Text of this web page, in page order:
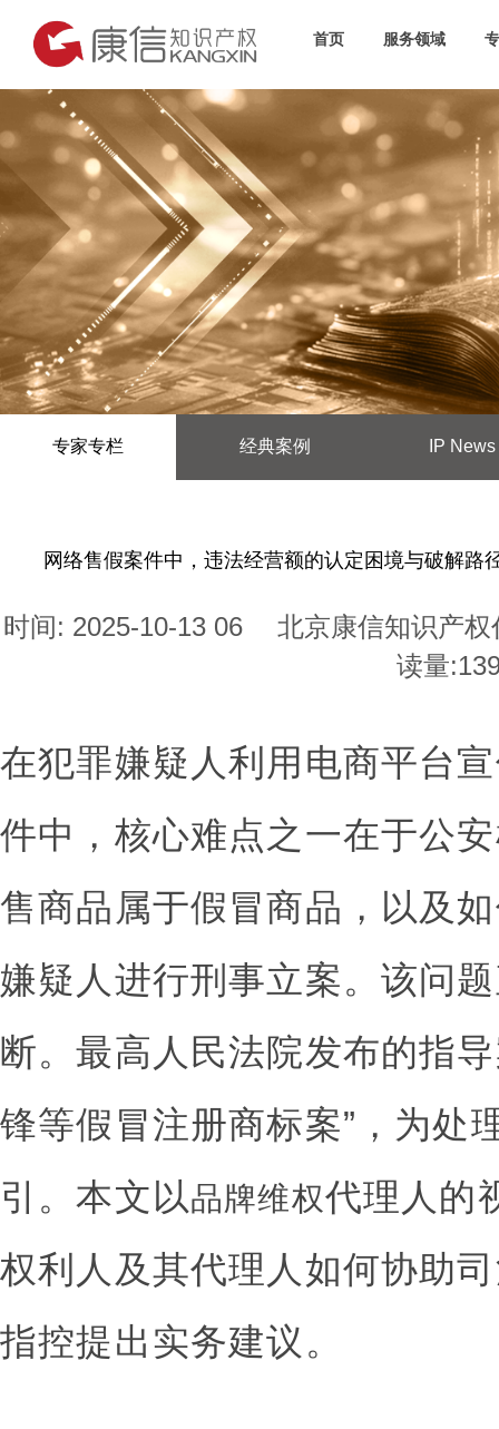
首页 服务领域
专家专栏 经典案例 IP News
网络售假案件中，违法经营额的认定困境与破解
时间: 2025-10-13 06
北京康信知识产
读量:
在犯罪嫌疑人利用电商平台
件中，核心难点之一在于公
售商品属于假冒商品，以及
嫌疑人进行刑事立案。该问
断。最高人民法院发布的指
锋等假冒注册商标案”，为处
引。本文以品牌维权代理人的
权利人及其代理人如何协助
指控提出实务建议。